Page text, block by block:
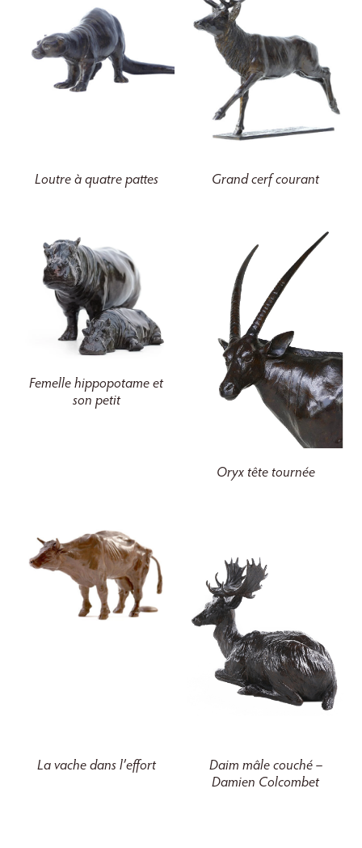
Loutre à quatre pattes Grand cerf courant
Femelle hippopotame et
son petit
Oryx tête tournée
La vache dans l’effort
Daim mâle couché –
Damien Colcombet